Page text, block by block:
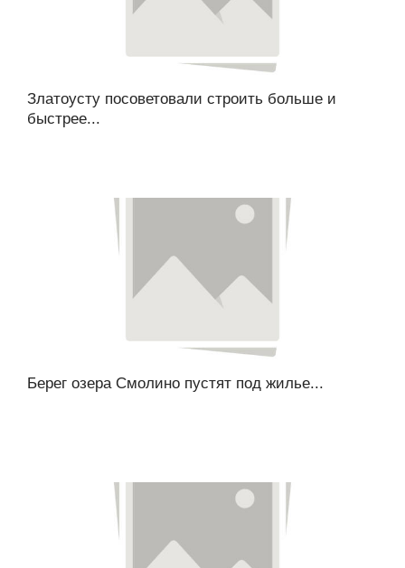
Златоусту посоветовали строить больше и
быстрее...
Берег озера Смолино пустят под жилье...